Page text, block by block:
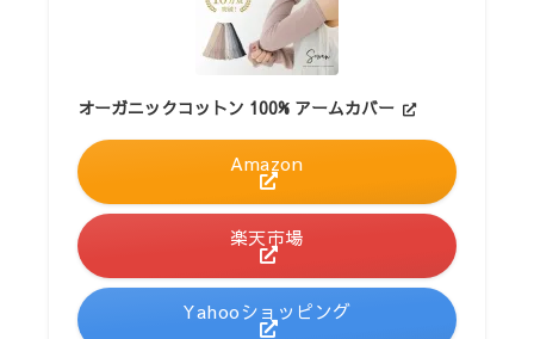
オーガニックコットン 100% アームカバー
Amazon
楽天市場
Yahooショッピング